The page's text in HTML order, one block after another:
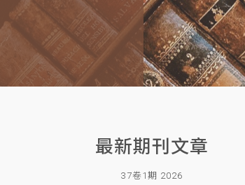
最新期刊文章
37卷1期 2026